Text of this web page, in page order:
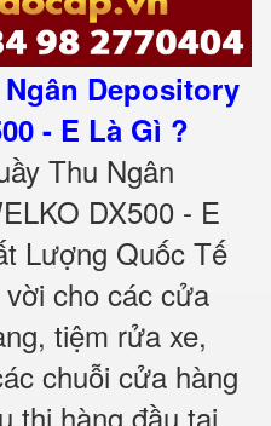
Depository
- E Là Gì ?
Thu Ngân
DX500 - E
Lượng Quốc Tế
cho các cửa
tiệm rửa xe,
chuỗi cửa hàng
thị hàng đầu tại